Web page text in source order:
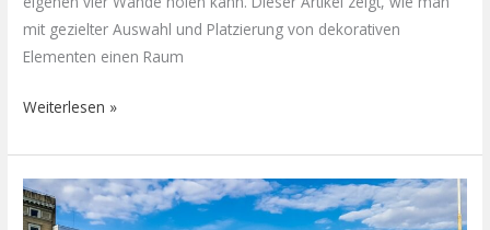
mit gezielter Auswahl und Platzierung von dekorativen
Elementen einen Raum
Weiterlesen »
Die
schönsten